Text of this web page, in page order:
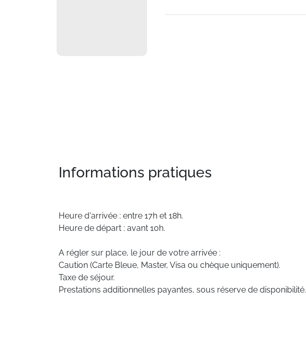
Informations pratiques
Heure d'arrivée : entre 17h et 18h.
Heure de départ : avant 10h.
A régler sur place, le jour de votre arrivée :
Caution (Carte Bleue, Master, Visa ou chèque uniquement).
Taxe de séjour.
Prestations additionnelles payantes, sous réserve de disponibilité.